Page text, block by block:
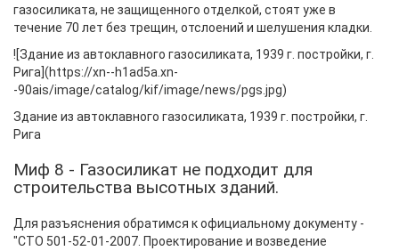
газосиликата, не защищенного отделкой, стоят уже в
течение 70 лет без трещин, отслоений и шелушения кладки.
![Здание из автоклавного газосиликата, 1939 г. постройки, г.
Рига](https://xn--h1ad5a.xn-
-90ais/image/catalog/kif/image/news/pgs.jpg)
Здание из автоклавного газосиликата, 1939 г. постройки, г.
Рига
Миф 8 - Газосиликат не подходит для
строительства высотных зданий.
Для разъяснения обратимся к официальному документу -
"СТО 501-52-01-2007. Проектирование и возведение